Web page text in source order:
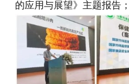
的应用与展望》主题报告；